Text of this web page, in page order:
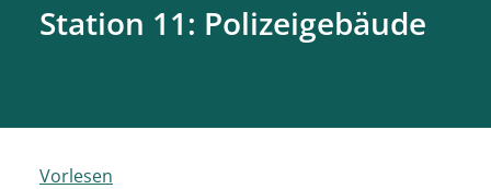
Station 11: Polizeigebäude
Vorlesen